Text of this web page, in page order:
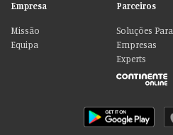
Empresa
Missão
Equipa
Parceiros
Soluções Para
Empresas
Experts